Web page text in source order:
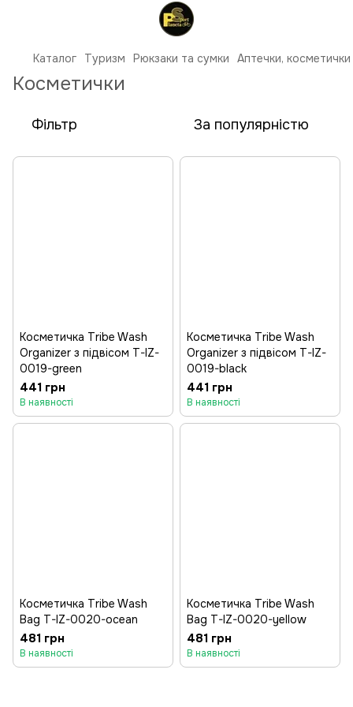
Каталог Туризм Рюкзаки та сумки Аптечки, косметички
Косметички
Фільтр За популярністю
Косметичка Tribe Wash
Organizer з підвісом T-IZ-
0019-green
441 грн
В наявності
Косметичка Tribe Wash
Organizer з підвісом T-IZ-
0019-black
441 грн
В наявності
Косметичка Tribe Wash
Bag T-IZ-0020-ocean
481 грн
В наявності
Косметичка Tribe Wash
Bag T-IZ-0020-yellow
481 грн
В наявності